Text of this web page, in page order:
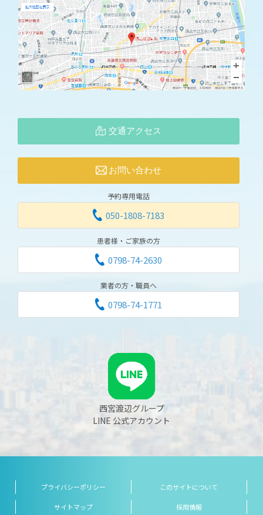
交通アクセス
お問い合わせ
予約専用電話
050-1808-7183
患者様・ご家族の方
0798-74-2630
業者の方・職員へ
0798-74-1771
西宮渡辺グループ
LINE 公式アカウント
プライバシーポリシー このサイトについて
サイトマップ 採用情報